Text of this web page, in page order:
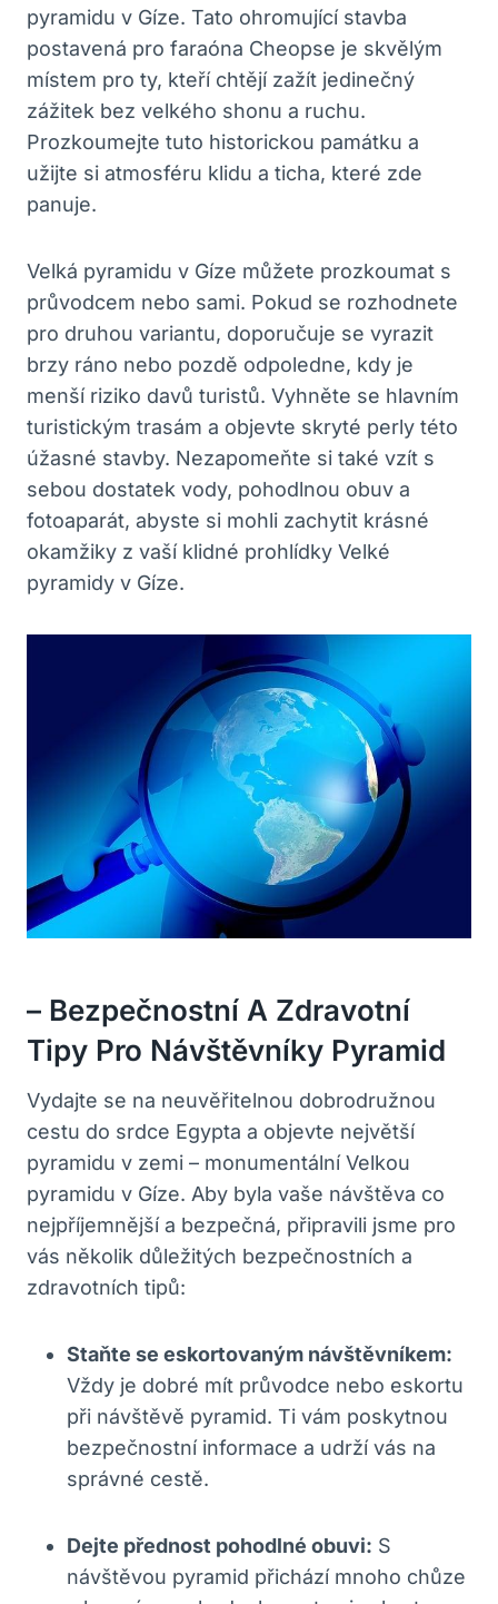
pyramidu v Gíze. Tato ohromující stavba
postavená pro faraóna Cheopse je skvělým
místem pro ty, kteří chtějí zažít jedinečný
zážitek bez velkého shonu a ruchu.
Prozkoumejte tuto historickou památku a
užijte si atmosféru klidu a ticha, které zde
panuje.
Velká pyramidu v Gíze můžete prozkoumat s
průvodcem nebo sami. Pokud se rozhodnete
pro druhou variantu, doporučuje se vyrazit
brzy ráno nebo pozdě odpoledne, kdy je
menší riziko davů turistů. Vyhněte se hlavním
turistickým trasám a objevte skryté perly této
úžasné stavby. Nezapomeňte si také vzít s
sebou dostatek vody, pohodlnou obuv a
fotoaparát, abyste si mohli zachytit krásné
okamžiky z vaší klidné prohlídky Velké
pyramidy v Gíze.
– Bezpečnostní A Zdravotní
Tipy Pro Návštěvníky Pyramid
Vydajte se na neuvěřitelnou dobrodružnou
cestu do srdce Egypta a objevte největší
pyramidu v zemi – monumentální Velkou
pyramidu v Gíze. Aby byla vaše návštěva co
nejpříjemnější a bezpečná, připravili jsme pro
vás několik důležitých bezpečnostních a
zdravotních tipů:
Staňte se eskortovaným návštěvníkem:
Vždy je dobré mít průvodce nebo eskortu
při návštěvě pyramid. Ti vám poskytnou
bezpečnostní informace a udrží vás na
správné cestě.
Dejte přednost pohodlné obuvi: S
návštěvou pyramid přichází mnoho chůze